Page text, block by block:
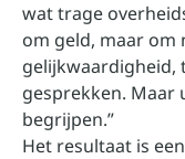
wat trage
om geld, maar om
gelijkwaardigheid,
gesprekken. Maar
begrijpen.”
Het resultaat is